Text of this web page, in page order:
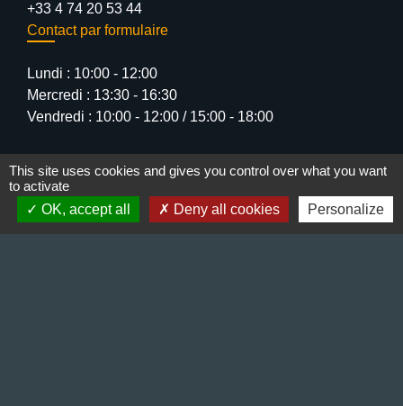
+33 4 74 20 53 44
Contact par formulaire
Lundi : 10:00 - 12:00
Mercredi : 13:30 - 16:30
Vendredi : 10:00 - 12:00 / 15:00 - 18:00
This site uses cookies and gives you control over what you want
to activate
OK, accept all
Deny all cookies Personalize